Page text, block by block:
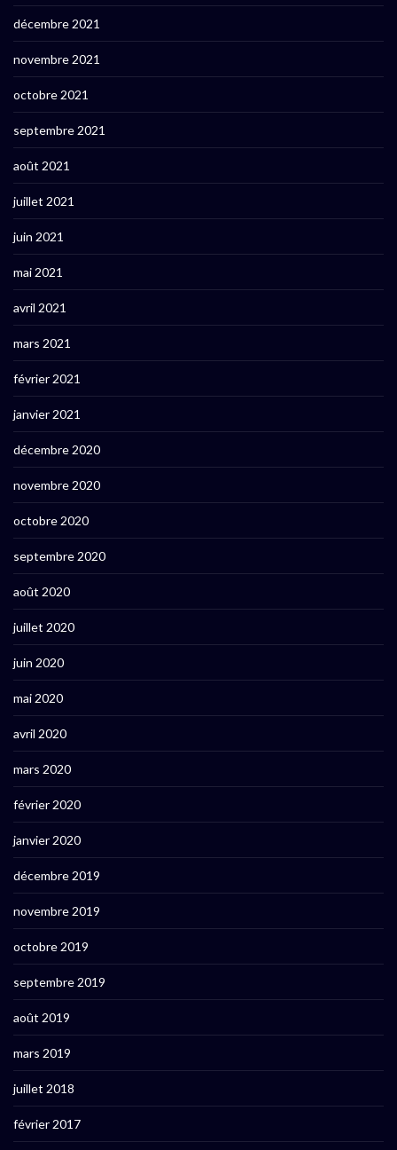
décembre 2021
novembre 2021
octobre 2021
septembre 2021
août 2021
juillet 2021
juin 2021
mai 2021
avril 2021
mars 2021
février 2021
janvier 2021
décembre 2020
novembre 2020
octobre 2020
septembre 2020
août 2020
juillet 2020
juin 2020
mai 2020
avril 2020
mars 2020
février 2020
janvier 2020
décembre 2019
novembre 2019
octobre 2019
septembre 2019
août 2019
mars 2019
juillet 2018
février 2017